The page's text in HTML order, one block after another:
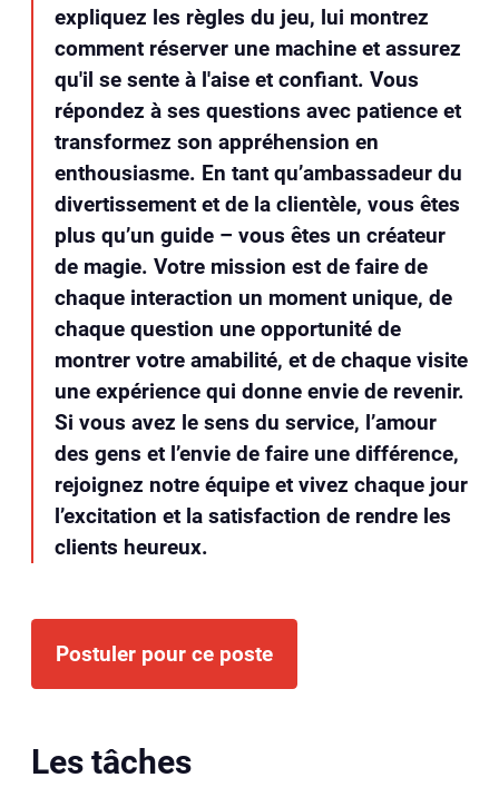
expliquez les règles du jeu, lui montrez
comment réserver une machine et assurez
qu'il se sente à l'aise et confiant. Vous
répondez à ses questions avec patience et
transformez son appréhension en
enthousiasme. En tant qu’ambassadeur du
divertissement et de la clientèle, vous êtes
plus qu’un guide – vous êtes un créateur
de magie. Votre mission est de faire de
chaque interaction un moment unique, de
chaque question une opportunité de
montrer votre amabilité, et de chaque visite
une expérience qui donne envie de revenir.
Si vous avez le sens du service, l’amour
des gens et l’envie de faire une différence,
rejoignez notre équipe et vivez chaque jour
l’excitation et la satisfaction de rendre les
clients heureux.
Postuler pour ce poste
Les tâches